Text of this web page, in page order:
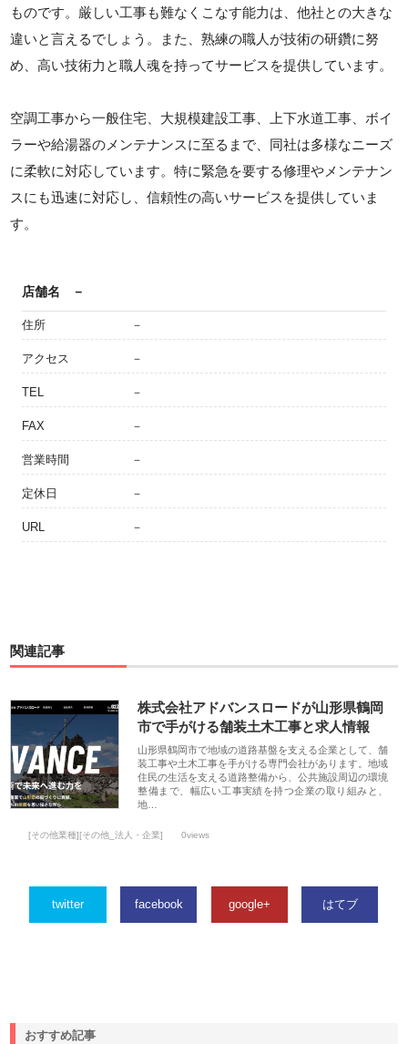
ものです。厳しい工事も難なくこなす能力は、他社との大きな
違いと言えるでしょう。また、熟練の職人が技術の研鑽に努
め、高い技術力と職人魂を持ってサービスを提供しています。
空調工事から一般住宅、大規模建設工事、上下水道工事、ボイ
ラーや給湯器のメンテナンスに至るまで、同社は多様なニーズ
に柔軟に対応しています。特に緊急を要する修理やメンテナン
スにも迅速に対応し、信頼性の高いサービスを提供していま
す。
店舗名 －
住所 －
アクセス －
TEL －
FAX －
営業時間 －
定休日 －
URL －
関連記事
株式会社アドバンスロードが山形県鶴岡
市で手がける舗装土木工事と求人情報
山形県鶴岡市で地域の道路基盤を支える企業として、舗
装工事や土木工事を手がける専門会社があります。地域
住民の生活を支える道路整備から、公共施設周辺の環境
整備まで、幅広い工事実績を持つ企業の取り組みと、
地…
[その他業種][その他_法人・企業] 0views
twitter facebook google+ はてブ
おすすめ記事